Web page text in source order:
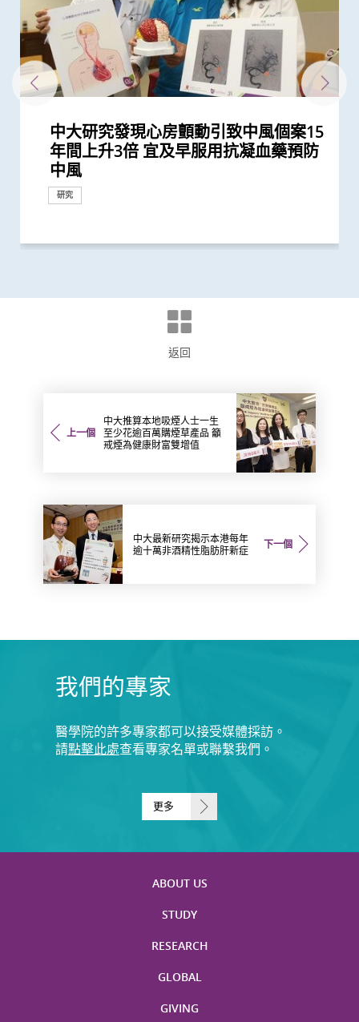
中大研究發現心房顫動引致中風個案15
年間上升3倍 宜及早服用抗凝血藥預防
中風
研究
中大與多國中風專家領導一項全球研究
發現及早評估與治療「小中風」可降低
七成中風風險
研究
中大與全球30多國專家合作研究 發現
小中風新藥物療法
研究
中大與理大攜手在威院推行24小時遠程
中風溶栓治療服務
臨床服務
中大公布小中風的最新藥物治療方法
研究
中大研發磁控螺旋微導管助精準、安全
及快速治療中遠端腦血管栓塞
研究
中大研究發現房顫病人若中風後隨意更
換抗凝血藥或加劇復發風險
研究
中大為5,000港人免費驗腦 開展人口
基礎研究追蹤本港腦健康狀況
研究
中大全球首個「快速眼動睡眠行為障
礙」家庭研究 揭柏金遜病家族遺傳傾
向高達6倍 追蹤初期症狀如便秘 可提...
研究
中大教授成為全球首位華人獲頒「世界
中風組織主席中風貢獻獎」 全球首創
「脈磁激法」助中風患者復修腦部功...
獎項及榮譽
中大成立周佩芳認知障礙預防研究中心
設立一站式簡易網站提供認知障礙症資
訊
研究
中大成立全球首個華人「早發性認知障
礙症」研究登記冊
研究
中大就七種常見呼吸道病毒進行全港首
個流行病學分析 發現「呼吸道合胞病
毒」及「甲型流感」為兩大致命病毒
研究
中大篩查發現每三名社區長者就有一人
患腦小血管病 藉世界中風日呼籲及早
預防
臨床服務
中大與養和醫院攜手研究 發現抑鬱症
患者出現睡眠行為障礙或是腦退化先兆
研究
頭頸放射治療增中風風險 中大證實
「頸動脈支架成型術」成效顯著
研究
中大證實體外反搏法有效增加缺血性中
風者的腦血流供應
研究
亞洲病人新喜訊 中大最新臨床研究
腦支架擴闊窄血管 手術成功率近九成
六 有效預防缺血性中風
研究
中大證實為頸血管狹窄進行支架成型治
療及 為心臟衰竭患者植入心臟肌肉收
縮調節器成效顯著
研究
中大發現調整生活方式的介入治療方案
可減輕近七成愛滋病病毒感染者的代謝
性脂肪肝病情
研究
中大威院率先引入低場磁力共振 推動
全港首個一站式緊急中風診治模式
研究
中大研發新型納米機械人增強溶栓效果
助減中風患者腦損傷
研究
中大研究估算在本港新冠Omicron病
毒流行期間 半數感染個案未被發現
研究
中大何善衡傳染病研究中心成立
捐款
中大醫學院聯同全球糖尿病知名專家合
作四年 為《刺針》制定糖尿病多元綜
合策略
國際合作
中大醫學院公布「2019新型冠狀病毒社
區研究」結果
研究
患有多囊卵巢綜合症華人女性的糖尿病
風險是非患病人士的4倍
研究
多元化預防衰老活動有助減低衰老狀況
逾8成「前期衰老」長者逆轉為「非衰
老」
研究
中大成立「張金菱治療柏金遜綜合症研
究中心」 跨學科研嶄新方法 減慢柏金
遜病程
研究
中大為本港老化人口制訂標準化認知測
試 及早辨識認知障礙症患者
臨床服務
中大開展全球首個以「視網膜影像」篩
查華人阿茲海默症研究
研究
中大研究發現每5名糖尿病患者中 1人
因脂肪肝引致嚴重肝纖維化或肝硬化
研究
中大全球首項研究確認新大腸癌高風險
群組
研究
中大港大率先應用3D打印技術於複雜
心臟手術
研究
中大公布亞洲首項針對肥胖「睡眠窒息
症」患者生活模式研究 證實個人化輔
導療程有效減輕病情
研究
中大研究「腸道微生物移植」治療難辨
梭菌感染 治癒率為傳統抗生素治療的3
倍
研究
中大率先引入「高頻信號檢測」技術以
確定腦部手術範圍 有效提升複雜性腦
癇症手術成效約三成
外科創新技術
中大醫學院許樹昌教授於《刺針》發表
評論新沙士文章 強調醫院感染控制措
施對控制疫情極為重要
研究
中大最新研究揭示本港每年逾十萬非酒
精性脂肪肝新症
研究
中大研究指朋儕關顧 可減少受情緒困
擾之糖尿患者住院百分比
研究
中大提倡結合房顫篩查及藥物教育 助
長者減低中風風險
臨床服務
社區衰老狀況篩查 發現65歲或以上的
社區人口中 過半已踏入前期衰老
研究
中大研究證實中風可誘發老人認知障礙
症 保持血管健康有助降低老人認知障
礙症病發機會
研究
中大研究發現新一代口服薄血藥助亞洲
房顫患者預防中風成效更佳
研究
中大公布香港慢性腎病透析患者就業研
究並提倡中末期患者接受透析前的早期
教育計劃
研究
中大研究發現成年人及長者感染呼吸道
合胞病毒和流感病毒可致命
研究
香港和澳門的炎症性腸病新增個案高踞
亞太區首三位 中大成立資料庫助市民
增加認知
研究
中大取得「從實驗室到臨床應用」研究
突破 初步證實GLP-1藥物可改善嚴重中
風康復情況
研究
中大全球首次揭示CD4+ Treg細胞啟動
心臟再生機制 為心臟修復治療帶來新
靶點
研究
「賽馬會年輕糖尿支援計劃」為逾900
糖尿病年青患者提供連續血糖監測儀
數據顯示有效管控血糖 大幅降低嚴...
健康推廣計劃
與牛津大學十年研究合作 中大開發首
個華人糖尿預後預測模型
研究
中大醫學院長達近20年追蹤研究 揭示
妊娠糖尿及懷孕期血糖上升對孕婦及子
女的長期健康風險
研究
中大研究發現2型糖尿病對香港生產力
及經濟造成重大損失 年輕群組影響尤
為嚴重
研究
中大銀屑病關節炎研究重要突破 成功
修復受損關節骨頭 亦可保護關節結構
預防變形惡化
研究
中大研究揭示未來十年香港每千人將有
一人患上炎症性腸病 醫療負擔飆升至
每年逾四億港元 情況急需正視
研究
中大醫學院開創兒童宏基因組組裝基因
組數據庫（MAGIC） 促進生命早期微
生物群研究
研究
中大利用腸道微生物辨別慢性腸道疾病
研究
中大醫學院完成全球首個針對心房顫動
華人患者的腦出血治療成效研究
研究
中大威院成功以單一導管同時修補二尖
瓣及三尖瓣 治療嚴重心瓣倒流新突破
研究
中大利用大數據成功開發機器學習模型
精準預測老年糖尿病患者未來一年罹患
嚴重低血糖的風險
研究
中大研究顯示類風濕關節炎患者日服5
毫克皮質類固醇 出現心血管疾病的風
險增一倍
研究
醫務衞生局到訪中大醫學院 參觀先進
醫學教研設施 與教職員及學生會面交
流
醫學教育
新冠疫苗復必泰及科興引發之「T細胞
反應」可有效預防不同新冠病毒變異株
引起的嚴重疾病
研究
中大發現新基因標記可預測糖尿病人患
冠心病風險 凸顯糖尿病精準治療的潛
力
研究
中大研究證實新冠口服藥有效降低院舍
長者五成入院風險及防止病情惡化
研究
中大新技術有效評估愛滋病病毒感染者
的心臟病風險
研究
中大發現年輕糖尿病前期患者患糖尿病
的終生風險高達90% 心血管疾病風險增
近70%
研究
中大研究顯示持續服用RASi類藥物可以
降低 2型糖尿病晚期腎病患者出現心腎
併發症的風險
研究
中大領導國際團隊成功研發全球首個人
工智能系統 只需「眼底相」即可準確
偵測阿茲海默症
研究
中大全球首證血糖波動不穩的肥胖型糖
尿病患者有較高患癌風險 並證實接受
一類常用降血壓藥物的糖尿病患者患...
研究
中大響應「世界腦健康日2022」 籲預
防腦小血管病以減中風及認知障礙症風
險
研究
中大醫科生研究發現STK3激酶促進胃
癌發展 可作為獨立預後指標
教育
港大及中大醫學院聯合研究發現已接種
疫苗人士 在感染新型冠狀病毒變異株
Omicron後能對不同的新冠病毒變異...
研究
中大醫學院領導國際研究顯示 成人1 型
糖尿病的新症發病率較傳統預期高
研究
中大醫學院與海外外科專家聯合建議
新冠患者將手術延後七星期以減低死亡
風險
國際合作
四成港人腸道微生態失衡情況與新冠患
者類似 中大研發「微生態免疫力配
方」證有效促進新冠患者康復 有望提...
研究
中大醫學院研究顯示吸煙為全球膀胱癌
主因 聯同多國專家制訂「經尿道膀胱
腫瘤整塊切除術」的臨床指引
研究
中大研究顯示糖尿病死亡率及併發症發
生率正下降 唯年輕糖尿病患者情況未
見改善
研究
中大成功完成全球首宗利用內鏡手術機
械人進行內鏡黏膜下剝離術治大腸癌
外科創新技術
本港新冠肺炎死亡個案絕大部分為60歲
或以上 中大率領國際專家共同制定策
略 照顧長者及認知障礙症患者
研究
中大研究顯示新冠肺炎患者常見有肝臟
受損問題 建議監測患者肝功能 及早發
現病情惡化
研究
中大全基因組測序技術為慣性流產夫婦
作更精準的遺傳病因檢測及診斷
研究
中大醫學院與阿斯利康首度合作糖尿病
腎病研究 制訂全球應對糖尿病腎病新
策略
國際合作
嬰兒腸道菌群影響一生 中大團隊研
「三歲定八十」之謎
研究
中大研究發現田園生活有助預防兒童罹
患哮喘
研究
中大改良英國胎兒醫學基金會之「三重
檢測方法」 證可提升亞洲孕婦「早產
妊娠毒血症檢出率」一倍
研究
中大率先引入全基因組測序技術作胎兒
產前診斷
研究
中大發現嚴重睡眠窒息症未經治療患者
手術後較易出現心血管問題 籲手術前
進行睡眠窒息症評估以減風險
研究
中大研究證實低劑量三環抗抑鬱藥有助
改善難治性胃功能失調
研究
中大研究發現每6位糖尿病患者有1位出
現腎功能急劇下降
研究
中大研究警示懷孕婦女注意體重增幅
研究
中大研究證實銀屑病關節炎患者炎症綜
合指數持續達標 能降低罹患心血管疾
病風險
研究
中大研究揭示全球大腸癌發病率有年輕
化趨勢
研究
中大研究發現非酒精性脂肪肝誘發肝癌
的關鍵致癌基因
研究
中大研究揭乙肝康復者仍存罹患肝癌風
險
研究
中大公布世界首個全球「炎症性腸病」
於本世紀發病率及流行率系統性回顧研
究 發現本港發病率於過去30年急升...
研究
中大研究證實家居診治睡眠窒息症成效
滿意 可處理半數公立醫院成人個案 大
幅縮減八成輪候時間
研究
中大公布全球首個幽門螺旋菌流行病學
大型分析 揭全球44億人感染 亞洲包括
香港逾半人口為帶菌者
研究
中大「蔡永業腦神經科學中心」破解大
腦學習動作技能原理
研究
中大建議所有孕婦作口服葡萄糖耐量測
試 全港兩成孕婦患妊娠糖尿 研究發現
其子女糖尿病風險為同齡兒童3倍
研究
中大夥澳洲專家研究東半球炎症性腸病
獲近年最大研究資助金額 勢揭腸道微
生物群之謎
研究
中大研究揭示脂肪肝問題不是肥胖人士
獨有
研究
中大率國際研究 訂治療肺癌基因變異
新典範
研究
中大公布「動脈粥樣硬化」形成新發現
揭示心血管疾病治療新方向
研究
中大推全球首項運用「單細胞基因技
術」檢測卵子質素研究 破解卵子老化
及女性不育之謎
研究
中大公布全球首項「針對亞士匹靈引致
腸道出血」的新發現 停服亞士匹靈可
增加患嚴重心血管疾病及死亡風險逾...
研究
中大進行亞洲首項家居清潔劑對兒童健
康影響的全面流行病學研究 發現經常
使用家居清潔劑可增加引發兒童鼻炎...
研究
中大研究發現本地每5名口咽癌患者1人
感染HPV病毒 推公眾篩查以了解口腔感
染HPV情況
研究
中大聯同國際專家發現引致腦退化基
因 為治療及預防「阿茲海默氏症」帶
來新方向
研究
中大推全港首個「多發性硬化症」中西
醫結合治療先導計劃 助患者控制病情
並紓緩疲勞及認知症狀
研究
中大成功研發新物料有助骨質疏鬆性骨
折固定和癒合 可縮短三成癒合時間 提
升三成骨骼強度
研究
中大推算本地吸煙人士一生至少花逾百
萬購煙草產品 籲戒煙為健康財富雙增
值
研究
中大發現本港孕婦乙肝帶菌率維持偏高
與25年前未引入初生嬰兒全面疫苗計劃
時相若
研究
中大醫科生研究發現本港高血壓人士藥
物依從性未如理想 僅五成患者血壓受
控
研究
中大發現糖尿患者患抑鬱症風險為一般
人的兩倍 倡以一分鐘問卷及早評估糖
尿患者的精神健康狀況
研究
香港中文大學全球衞生中心傑出講座系
列： Public Health England理念及應
對公共衞生危機經驗分享
研討會
首位香港科學家晉身Eppendorf and
Science神經生物學獎三甲 中大優秀醫
科生致力拆解腦神經網絡之謎
獎項及榮譽
香港中文大學全球衞生中心傑出講座系
列： 南非國家衞生部部長分享伊波拉
疫情對南非及非洲大陸的影響
外科創新技術
呂志和博士創新醫學傑出教授公開講座
腦神經學專家Steven Cramer教授主
講「腦中風後的修復」
教育
中大成立一期臨床研究中心 加強本地
新藥開發
研究
中大公布香港市民運動模式與情緒病風
險研究 揭示身心運動有助減低情緒病
風險
研究
香港中文大學成立消化疾病研究國家重
點實驗室 提升消化道疾病診治水平
造福人類健康
研究
中大評估及治療逾300名因吸食氯胺酮
而患有排尿功能障礙青年 最新研究證
實綜合消炎治療能顯著改善病情
研究
香港中文大學研究發現，身體和認知活
動可以維護與改進輕度認知損害患者的
大腦功能
研究
中大推全港大型「鼻咽癌血液測試研究
計劃」 現招募二萬名市民參與 冀有效
偵測早期患者
研究
中大研究揭示輕度聽障對兒童學習及言
語的影響 現招募聽障學童參與研究計
劃以探討復康介入成效
研究
中大制訂肝癌風險評估指數 準確預測
乙肝病人的肝癌風險
研究
中文大學與上海交通大學成功發現預測
中國人糖尿病的基因標記
研究
中大率先採用三維心臟超聲波以識别高
風險二尖瓣脱垂患者
研究
中大發現四成冠心病高危人士患有大腸
癌前期腫瘤
研究
中文大學舉辦「沙士十年 — 醫護專業
人員研討會」 回顧與前瞻 提升防治
傳染病工作
研討會
中大建議以舒緩性手法護理末期腦退化
症患者的吞嚥困難
研究
中大成功研發全自動化視網膜圖像分析
系統 有助糖尿病患者預防中風
研究
中大研究發現攝取過量鹽份會導致高血
壓及增加中風機會
研究
中大展開全港睡眠健康教育及改善計劃
建立健康睡眠及健康校園生活
健康推廣計劃
中大及港大研究團隊攜手成功發現腦癇
新基因標記
研究
中大率亞洲腎科專家倡議慢性腎病早期
診斷計劃
研究
(只提供英文版本) The Official
Launch of E-community
Surveillance System for Influenz...
健康推廣計劃
中大三名學者獲頒本年度裘槎基金會優
秀科研者獎
獎項及榮譽
中大公佈本港嚴重人類豬型流感的最新
情況
研究
返回
上一個
中大推算本地吸煙人士一生
至少花逾百萬購煙草產品 籲
戒煙為健康財富雙增值
下一個
中大最新研究揭示本港每年
逾十萬非酒精性脂肪肝新症
我們的專家
醫學院的許多專家都可以接受媒體採訪。
請點擊此處查看專家名單或聯繫我們。
更多
ABOUT US
STUDY
RESEARCH
GLOBAL
GIVING